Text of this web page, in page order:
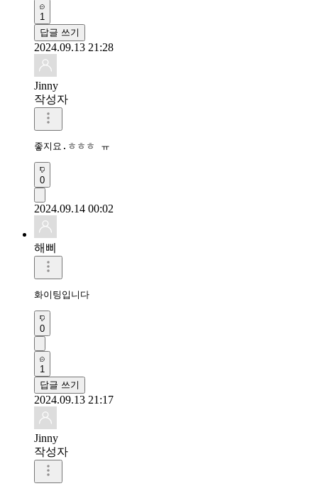
1
답글 쓰기
2024.09.13 21:28
Jinny
작성자
좋지요.ㅎㅎㅎ ㅠ
0
2024.09.14 00:02
해삐
화이팅입니다
0
1
답글 쓰기
2024.09.13 21:17
Jinny
작성자